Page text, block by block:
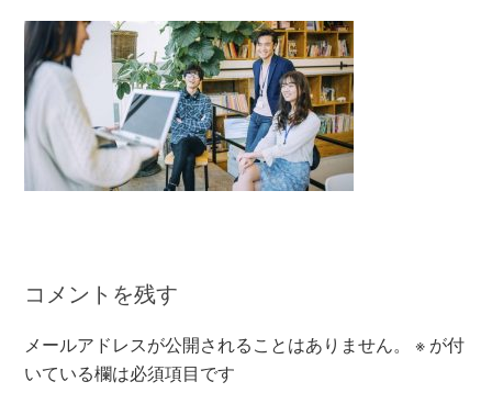
コメントを残す
メールアドレスが公開されることはありません。 ※ が付
いている欄は必須項目です